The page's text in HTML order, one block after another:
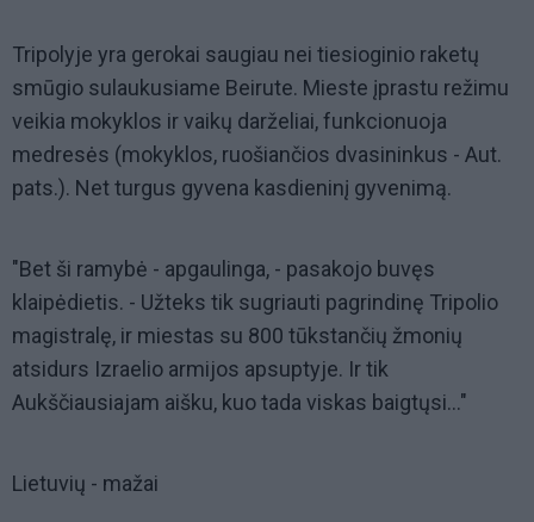
Tripolyje yra gerokai saugiau nei tiesioginio raketų
smūgio sulaukusiame Beirute. Mieste įprastu režimu
veikia mokyklos ir vaikų darželiai, funkcionuoja
medresės (mokyklos, ruošiančios dvasininkus - Aut.
pats.). Net turgus gyvena kasdieninį gyvenimą.
"Bet ši ramybė - apgaulinga, - pasakojo buvęs
klaipėdietis. - Užteks tik sugriauti pagrindinę Tripolio
magistralę, ir miestas su 800 tūkstančių žmonių
atsidurs Izraelio armijos apsuptyje. Ir tik
Aukščiausiajam aišku, kuo tada viskas baigtųsi..."
Lietuvių - mažai